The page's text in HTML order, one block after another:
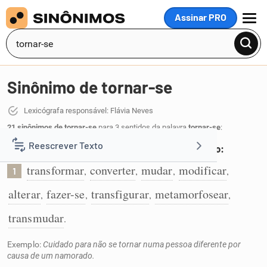
Assinar PRO
MENU
Reescrever Texto
Resumir Texto
Corrigir Texto
Detector de IA
Sinônimo de tornar-se
Lexicógrafa responsável: Flávia Neves
21 sinônimos de tornar-se para 3 sentidos da palavra tornar-se:
Transformar-se, convertendo para outro estado:
1 transformar, converter, mudar, modificar,
alterar, fazer-se, transfigurar, metamorfosear,
transmudar.
Exemplo: Cuidado para não se tornar numa pessoa diferente por
causa de um namorado.